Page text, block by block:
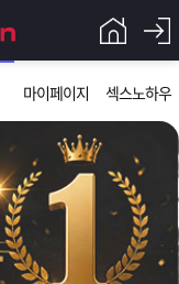
마이페이지 섹스노하우